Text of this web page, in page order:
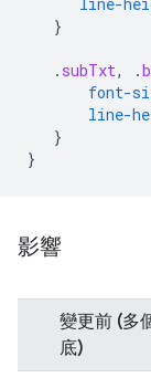
}
. subTxt, .
font-
line-
}
}
影響
變更前 (多
底)